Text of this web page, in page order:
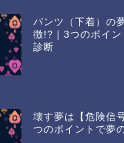
パンツ（下着）の
徴!?｜3つのポイン
診断
壊す夢は【危険信
つのポイントで夢